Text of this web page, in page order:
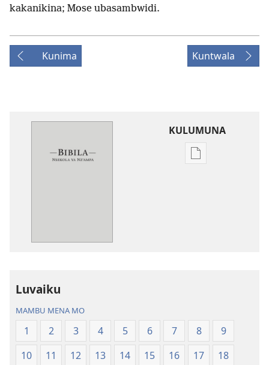
kakanikina; Mose ubasambwidi.
Kunima Kuntwala
KULUMUNA
Kulumuna
Luvaiku
MAMBU MENA MO
1 2 3 4 5 6 7 8
9
10
11 12 13 14 15 16 17
18